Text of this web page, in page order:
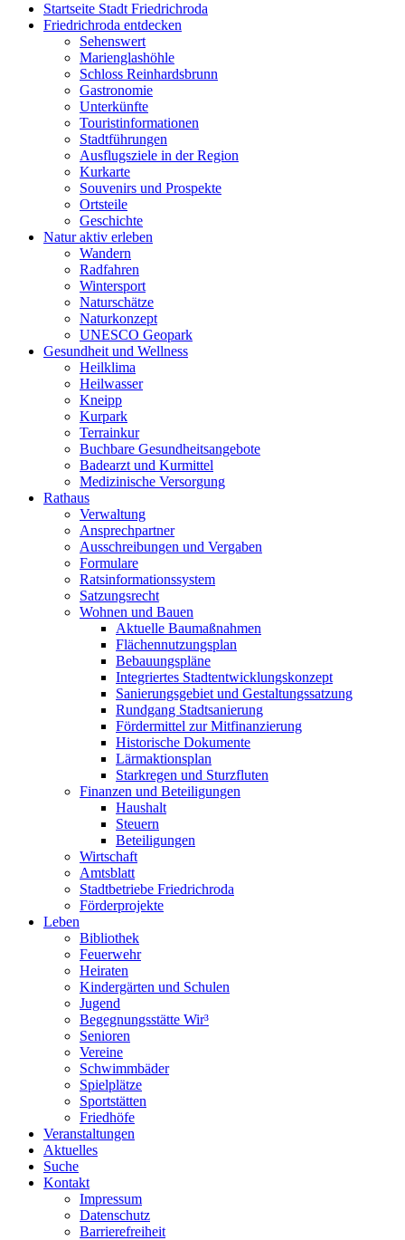
Startseite Stadt Friedrichroda
Friedrichroda entdecken
Sehenswert
Marienglashöhle
Schloss Reinhardsbrunn
Gastronomie
Unterkünfte
Touristinformationen
Stadtführungen
Ausflugsziele in der Region
Kurkarte
Souvenirs und Prospekte
Ortsteile
Geschichte
Natur aktiv erleben
Wandern
Radfahren
Wintersport
Naturschätze
Naturkonzept
UNESCO Geopark
Gesundheit und Wellness
Heilklima
Heilwasser
Kneipp
Kurpark
Terrainkur
Buchbare Gesundheitsangebote
Badearzt und Kurmittel
Medizinische Versorgung
Rathaus
Verwaltung
Ansprechpartner
Ausschreibungen und Vergaben
Formulare
Ratsinformationssystem
Satzungsrecht
Wohnen und Bauen
Aktuelle Baumaßnahmen
Flächennutzungsplan
Bebauungspläne
Integriertes Stadtentwicklungskonzept
Sanierungsgebiet und Gestaltungssatzung
Rundgang Stadtsanierung
Fördermittel zur Mitfinanzierung
Historische Dokumente
Lärmaktionsplan
Starkregen und Sturzfluten
Finanzen und Beteiligungen
Haushalt
Steuern
Beteiligungen
Wirtschaft
Amtsblatt
Stadtbetriebe Friedrichroda
Förderprojekte
Leben
Bibliothek
Feuerwehr
Heiraten
Kindergärten und Schulen
Jugend
Begegnungsstätte Wir³
Senioren
Vereine
Schwimmbäder
Spielplätze
Sportstätten
Friedhöfe
Veranstaltungen
Aktuelles
Suche
Kontakt
Impressum
Datenschutz
Barrierefreiheit